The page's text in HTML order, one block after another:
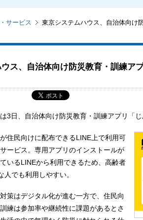
サービス
東京システムハウス、自治体向け
ス、自治体向け防災教育・訓練ア
3日、自治体向け防災教育・訓練アプリ「
住民向けに配布できるLINE上で利用可
ービス。専用アプリのインストールが
いるLINEから利用できるため、高齢者
でも利用しやすい。
策はデジタル化が進む一方で、住民向
練は参加率や継続性に課題があるとさ